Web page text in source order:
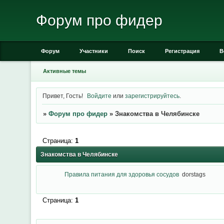
Форум про фидер
Форум Участники Поиск Регистрация
Активные темы
Привет, Гость! Войдите илизарегистрируйтесь
» Форум про фидер » Знакомства в Челябинске
Знакомства в Челябинске
Страница: 1
Правила питания для здоровья сосудов dorstags
Страница: 1